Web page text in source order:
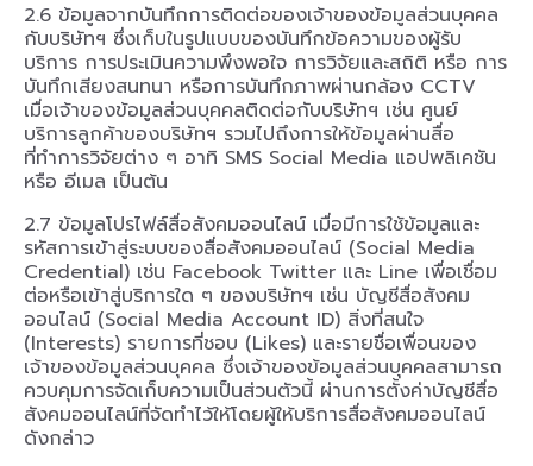
2.6 ข้อมูลจากบันทึกการติดต่อของเจ้าของข้อมูลส่วนบุคคล
กับบริษัทฯ ซึ่งเก็บในรูปแบบของบันทึกข้อความของผู้รับ
บริการ การประเมินความพึงพอใจ การวิจัยและสถิติ หรือ การ
บันทึกเสียงสนทนา หรือการบันทึกภาพผ่านกล้อง CCTV
เมื่อเจ้าของข้อมูลส่วนบุคคลติดต่อกับบริษัทฯ เช่น ศูนย์
บริการลูกค้าของบริษัทฯ รวมไปถึงการให้ข้อมูลผ่านสื่อ
ที่ทำการวิจัยต่าง ๆ อาทิ SMS Social Media แอปพลิเคชัน
หรือ อีเมล เป็นต้น
2.7 ข้อมูลโปรไฟล์สื่อสังคมออนไลน์ เมื่อมีการใช้ข้อมูลและ
รหัสการเข้าสู่ระบบของสื่อสังคมออนไลน์ (Social Media
Credential) เช่น Facebook Twitter และ Line เพื่อเชื่อม
ต่อหรือเข้าสู่บริการใด ๆ ของบริษัทฯ เช่น บัญชีสื่อสังคม
ออนไลน์ (Social Media Account ID) สิ่งที่สนใจ
(Interests) รายการที่ชอบ (Likes) และรายชื่อเพื่อนของ
เจ้าของข้อมูลส่วนบุคคล ซึ่งเจ้าของข้อมูลส่วนบุคคลสามารถ
ควบคุมการจัดเก็บความเป็นส่วนตัวนี้ ผ่านการตั้งค่าบัญชีสื่อ
สังคมออนไลน์ที่จัดทำไว้ให้โดยผู้ให้บริการสื่อสังคมออนไลน์
ดังกล่าว